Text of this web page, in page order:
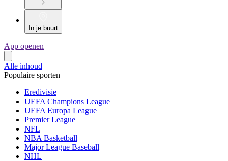
In je buurt
App openen
Alle inhoud
Populaire sporten
Eredivisie
UEFA Champions League
UEFA Europa League
Premier League
NFL
NBA Basketball
Major League Baseball
NHL